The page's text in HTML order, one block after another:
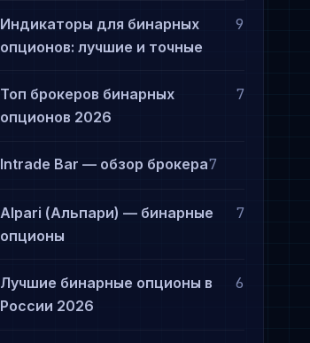
Индикаторы для бинарных
опционов: лучшие и точные
9
Топ брокеров бинарных
опционов 2026
7
Intrade Bar — обзор брокера7
Alpari (Альпари) — бинарные
опционы
7
Лучшие бинарные опционы в
России 2026
6